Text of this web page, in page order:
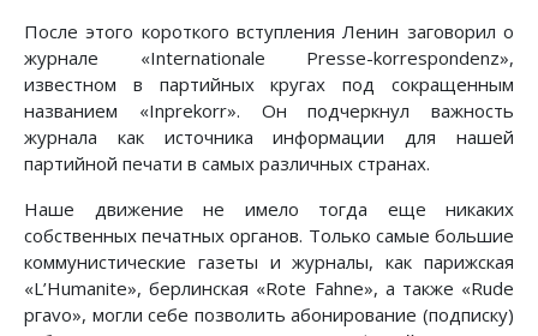
После этого короткого вступления Ленин заговорил о
журнале «Internationale Presse-korrespondenz»,
известном в партийных кругах под сокращенным
названием «Іnprekorr». Он подчеркнул важность
журнала как источника информации для нашей
партийной печати в самых различных странах.
Наше движение не имело тогда еще никаких
собственных печатных органов. Только самые большие
коммунистические газеты и журналы, как парижская
«L’Humanite», берлинская «Rote Fahne», а также «Rude
ргаvo», могли себе позволить абонирование (подписку)